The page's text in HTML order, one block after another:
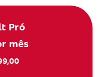
Pró
mês